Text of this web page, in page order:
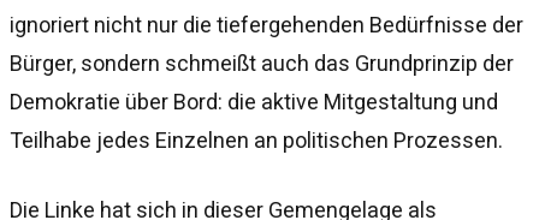
ignoriert nicht nur die tiefergehenden Bedürfnisse der
Bürger, sondern schmeißt auch das Grundprinzip der
Demokratie über Bord: die aktive Mitgestaltung und
Teilhabe jedes Einzelnen an politischen Prozessen.
Die Linke hat sich in dieser Gemengelage als